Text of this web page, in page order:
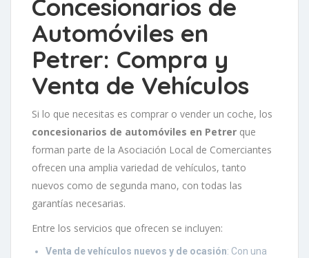
Concesionarios de
Automóviles en
Petrer: Compra y
Venta de Vehículos
Si lo que necesitas es comprar o vender un coche, los
concesionarios de automóviles en Petrer que
forman parte de la Asociación Local de Comerciantes
ofrecen una amplia variedad de vehículos, tanto
nuevos como de segunda mano, con todas las
garantías necesarias.
Entre los servicios que ofrecen se incluyen:
Venta de vehículos nuevos y de ocasión: Con una